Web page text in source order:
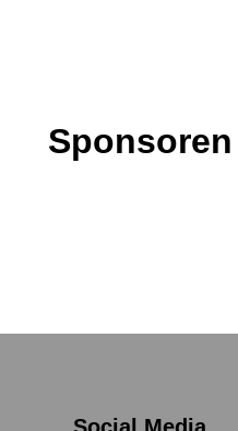
Sponsoren